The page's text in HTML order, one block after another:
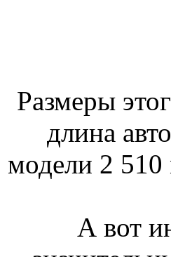
Размеры
длина
модели 2
А вот